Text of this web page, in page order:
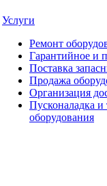
Услуги
Ремонт
Гарантийное и
Поставка
Продажа
Организация
Пусконаладка и
оборудования